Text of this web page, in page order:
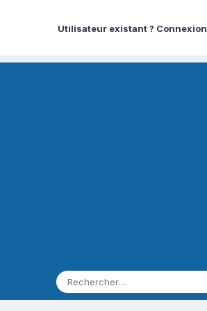
Utilisateur existant ? Connexion